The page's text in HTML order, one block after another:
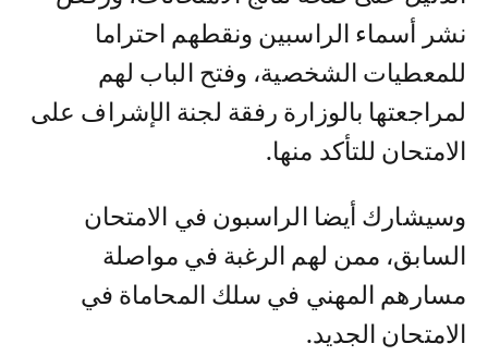
نشر أسماء الراسبين ونقطهم احتراما
للمعطيات الشخصية، وفتح الباب لهم
لمراجعتها بالوزارة رفقة لجنة الإشراف على
الامتحان للتأكد منها.
وسيشارك أيضا الراسبون في الامتحان
السابق، ممن لهم الرغبة في مواصلة
مسارهم المهني في سلك المحاماة في
الامتحان الجديد.